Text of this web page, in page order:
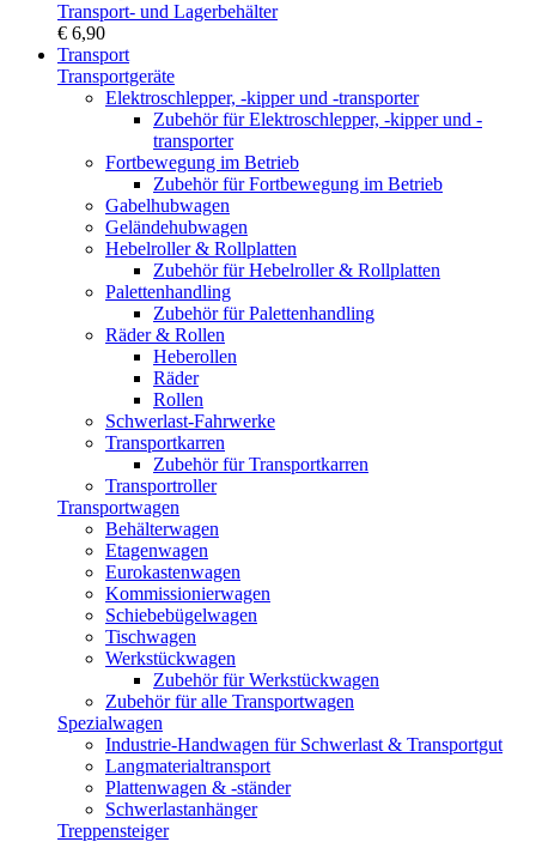
Transport- und Lagerbehälter
€ 6,90
Transport
Transportgeräte
Elektroschlepper, -kipper und -transporter
Zubehör für Elektroschlepper, -kipper und -
transporter
Fortbewegung im Betrieb
Zubehör für Fortbewegung im Betrieb
Gabelhubwagen
Geländehubwagen
Hebelroller & Rollplatten
Zubehör für Hebelroller & Rollplatten
Palettenhandling
Zubehör für Palettenhandling
Räder & Rollen
Heberollen
Räder
Rollen
Schwerlast-Fahrwerke
Transportkarren
Zubehör für Transportkarren
Transportroller
Transportwagen
Behälterwagen
Etagenwagen
Eurokastenwagen
Kommissionierwagen
Schiebebügelwagen
Tischwagen
Werkstückwagen
Zubehör für Werkstückwagen
Zubehör für alle Transportwagen
Spezialwagen
Industrie-Handwagen für Schwerlast & Transportgut
Langmaterialtransport
Plattenwagen & -ständer
Schwerlastanhänger
Treppensteiger